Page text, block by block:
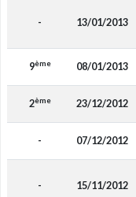
- 13/01/2013
9ème 08/01/2013
2ème 23/12/2012
- 07/12/2012
- 15/11/2012